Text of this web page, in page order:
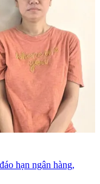
hạn ngân hàng,